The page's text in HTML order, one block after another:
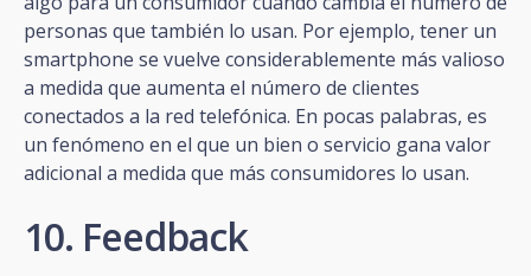
personas que también lo usan. Por ejemplo, tener un
smartphone se vuelve considerablemente más valioso
a medida que aumenta el número de clientes
conectados a la red telefónica. En pocas palabras, es
un fenómeno en el que un bien o servicio gana valor
adicional a medida que más consumidores lo usan.
10. Feedback